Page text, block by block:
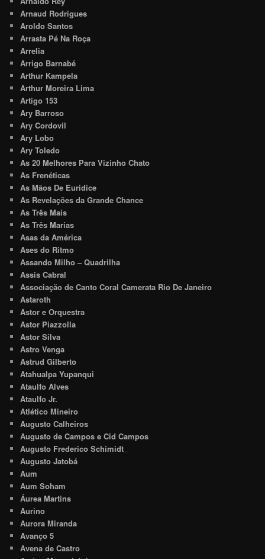
Arnaud Rodrigues
Aroldo Santos
Arrasta Pé Na Roça
Arrelia
Arrigo Barnabé
Arthur Kampela
Arthur Moreira Lima
Artigo 153
Ary Barroso
Ary Cordovil
Ary Lobo
Ary Toledo
As 20 Melhores Para Vizinho Chato
As Frenéticas
As Mãos De Euridice
As Revelações da Grande Chance
As Três Mais
As Três Marias
Asas da América
Ases do Ritmo
Assando Milho – Quadrilha
Assis Cabral
Associação de Canto Coral Camerata Rio De Janeiro
Astaroth
Astor e Orquestra
Astor Piazzolla
Astor Silva
Astro Venga
Astrud Gilberto
Atahualpa Yupanqui
Ataulfo Alves
Ataulfo Jr.
Atlético Mineiro
Augusto Calheiros
Augusto de Campos e Cid Campos
Augusto Frederico Schimidt
Augusto Jatobá
Aum
Aum Soham
Áurea Martins
Aurino
Aurora Miranda
Avanço 5
Avena de Castro